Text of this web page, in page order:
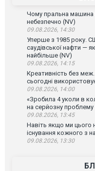
Чому пральна машина
небезпечно (NV)
09.08.2026, 14:30
Уперше з 1985 року.
саудівської нафти —
найбільше (NV)
09.08.2026, 14:15
Креативність без
сьогодні
09.08.2026, 14:00
«Зробила 4 уколи в
на серйозну проблему
09.08.2026, 13:45
Навіть якщо ми цього
існування кожного з
09.08.2026, 13:30